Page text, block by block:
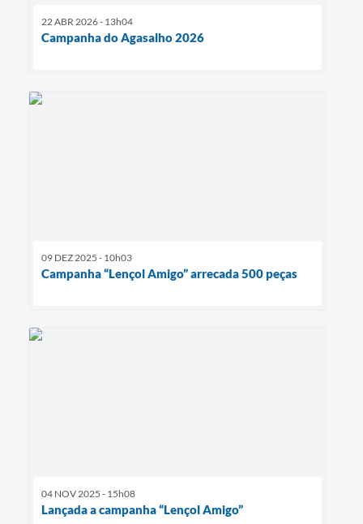
22 ABR 2026 - 13h04
Campanha do Agasalho 2026
09 DEZ 2025 - 10h03
Campanha “Lençol Amigo” arrecada 500 peças
04 NOV 2025 - 15h08
Lançada a campanha “Lençol Amigo”